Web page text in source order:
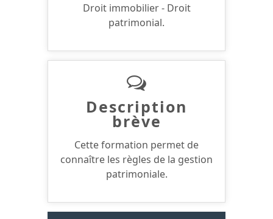
Droit immobilier - Droit
patrimonial.
Description
brève
Cette formation permet de
connaître les règles de la gestion
patrimoniale.